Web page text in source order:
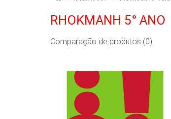
RHOKMANH 5° ANO
Comparação de produtos (0)